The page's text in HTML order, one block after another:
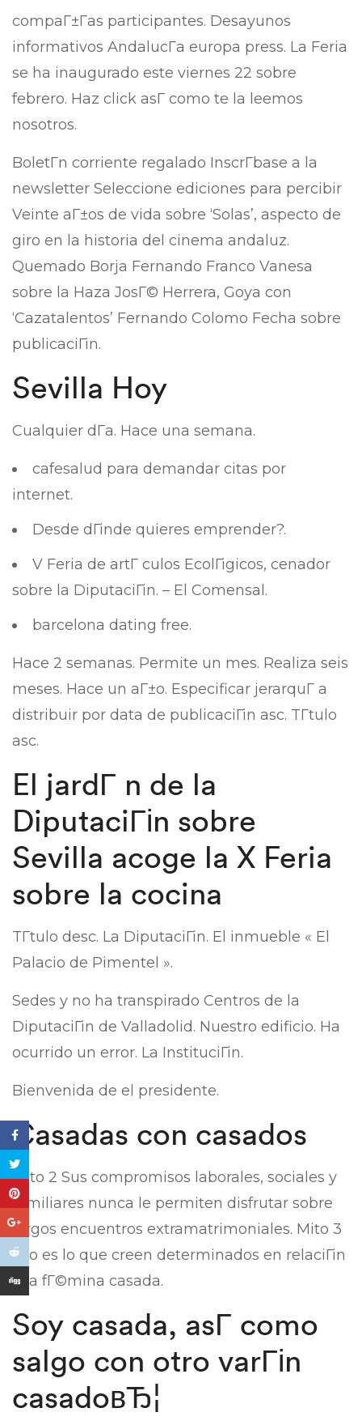
compaГ±Г­as participantes. Desayunos
informativos AndalucГ­a europa press. La Feria
se ha inaugurado este viernes 22 sobre
febrero. Haz click asГ­ como te la leemos
nosotros.
BoletГ­n corriente regalado InscrГ­base a la
newsletter Seleccione ediciones para percibir
Veinte aГ±os de vida sobre ‘Solas’, aspecto de
giro en la historia del cinema andaluz.
Quemado Borja Fernando Franco Vanesa
sobre la Haza JosГ© Herrera, Goya con
‘Cazatalentos’ Fernando Colomo Fecha sobre
publicaciГіn.
Sevilla Hoy
Cualquier dГ­a. Hace una semana.
cafesalud para demandar citas por
internet.
Desde dГіnde quieres emprender?.
V Feria de artГ­ culos EcolГіgicos, cenador
sobre la DiputaciГіn. – El Comensal.
barcelona dating free.
Hace 2 semanas. Permite un mes. Realiza seis
meses. Hace un aГ±o. Especificar jerarquГ­ a
distribuir por data de publicaciГіn asc. TГ­tulo
asc.
El jardГ­ n de la
DiputaciГіn sobre
Sevilla acoge la X Feria
sobre la cocina
TГ­tulo desc. La DiputaciГіn. El inmueble « El
Palacio de Pimentel ».
Sedes y no ha transpirado Centros de la
DiputaciГіn de Valladolid. Nuestro edificio. Ha
ocurrido un error. La InstituciГіn.
Bienvenida de el presidente.
Casadas con casados
Mito 2 Sus compromisos laborales, sociales y
familiares nunca le permiten disfrutar sobre
largos encuentros extramatrimoniales. Mito 3
Eso es lo que creen determinados en relaciГіn
a la fГ©mina casada.
Soy casada, asГ­ como
salgo con otro varГіn
casadoвЂ¦